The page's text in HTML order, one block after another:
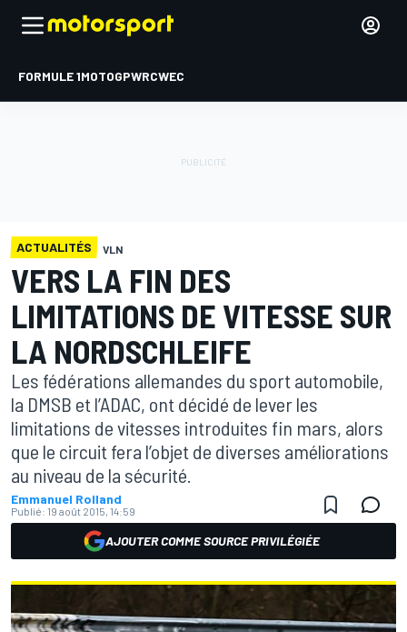
FORMULE 1MOTOGPWRCWEC
ACTUALITÉS VLN
VERS LA FIN DES
LIMITATIONS DE VITESSE SUR
LA NORDSCHLEIFE
Les fédérations allemandes du sport automobile,
la DMSB et l’ADAC, ont décidé de lever les
limitations de vitesses introduites fin mars, alors
que le circuit fera l’objet de diverses améliorations
au niveau de la sécurité.
Emmanuel Rolland
Publié: 19 août 2015, 14:59
AJOUTER COMME SOURCE PRIVILÉGIÉE